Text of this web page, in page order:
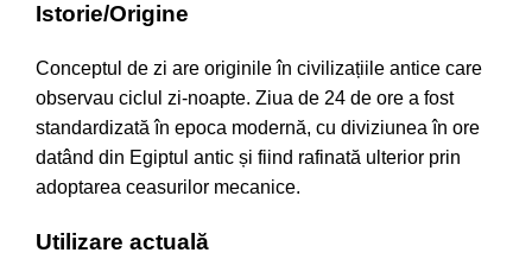
Istorie/Origine
Conceptul de zi are originile în civilizațiile antice care
observau ciclul zi-noapte. Ziua de 24 de ore a fost
standardizată în epoca modernă, cu diviziunea în ore
datând din Egiptul antic și fiind rafinată ulterior prin
adoptarea ceasurilor mecanice.
Utilizare actuală